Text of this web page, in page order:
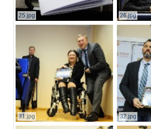
25.jpg 26.jpg
31.jpg 32.jpg